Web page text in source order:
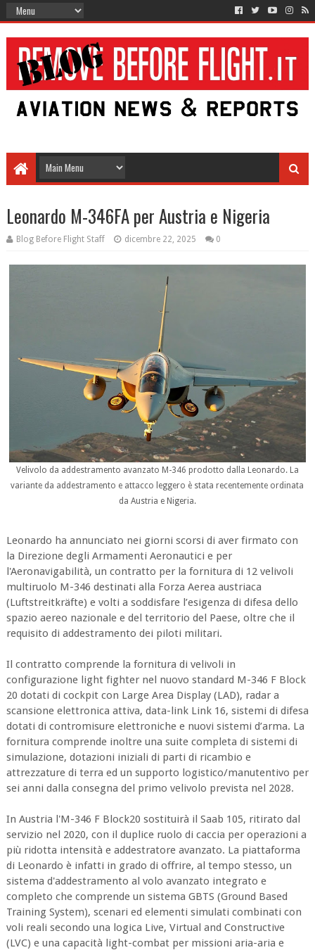
Leonardo M-346FA per Austria e Nigeria
Blog Before Flight Staff dicembre 22, 2025 0
Velivolo da addestramento avanzato M-346 prodotto dalla Leonardo. La
variante da addestramento e attacco leggero è stata recentemente ordinata
da Austria e Nigeria.
Leonardo ha annunciato nei giorni scorsi di aver firmato con
la Direzione degli Armamenti Aeronautici e per
l'Aeronavigabilità, un contratto per la fornitura di 12 velivoli
multiruolo M-346 destinati alla Forza Aerea austriaca
(Luftstreitkräfte) e volti a soddisfare l’esigenza di difesa dello
spazio aereo nazionale e del territorio del Paese, oltre che il
requisito di addestramento dei piloti militari.
Il contratto comprende la fornitura di velivoli in
configurazione light fighter nel nuovo standard M-346 F Block
20 dotati di cockpit con Large Area Display (LAD), radar a
scansione elettronica attiva, data-link Link 16, sistemi di difesa
dotati di contromisure elettroniche e nuovi sistemi d’arma. La
fornitura comprende inoltre una suite completa di sistemi di
simulazione, dotazioni iniziali di parti di ricambio e
attrezzature di terra ed un supporto logistico/manutentivo per
sei anni dalla consegna del primo velivolo prevista nel 2028.
In Austria l'M-346 F Block20 sostituirà il Saab 105, ritirato dal
servizio nel 2020, con il duplice ruolo di caccia per operazioni a
più ridotta intensità e addestratore avanzato. La piattaforma
di Leonardo è infatti in grado di offrire, al tempo stesso, un
sistema d'addestramento al volo avanzato integrato e
completo che comprende un sistema GBTS (Ground Based
Training System), scenari ed elementi simulati combinati con
voli reali secondo una logica Live, Virtual and Constructive
(LVC) e una capacità light-combat per missioni aria-aria e